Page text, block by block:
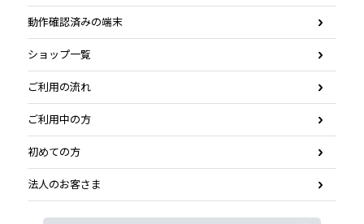
動作確認済みの端末
ショップ一覧
ご利用の流れ
ご利用中の方
初めての方
法人のお客さま